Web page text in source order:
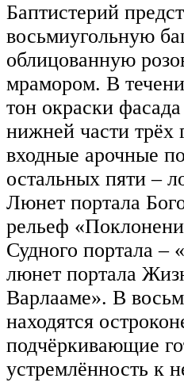
Баптистерий
восьмиугольную
облицованную
мрамором. В
тон окраски
нижней части трёх
входные арочные
остальных пяти –
Люнет портала
рельеф
Судного портала –
люнет портала
Варлааме». В
находятся
подчёркивающие
устремлённость к